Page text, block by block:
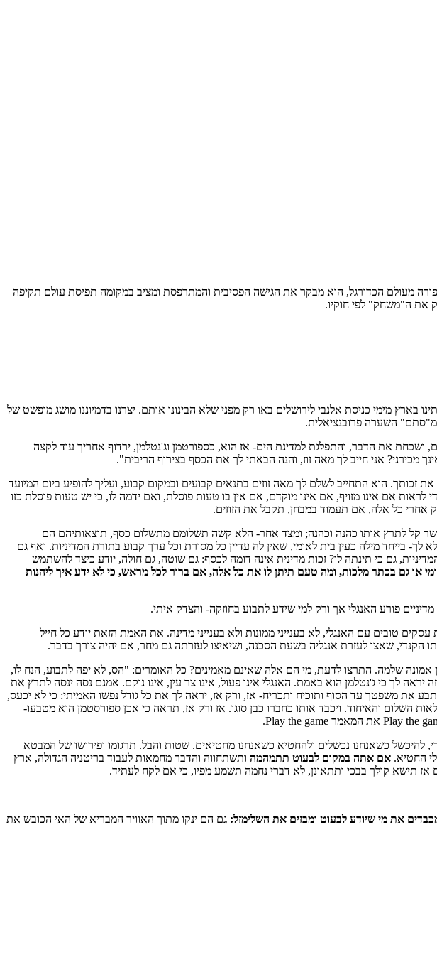
מעולם הכדורגל, הוא מבקר את הגישה הפסיבית והמתרפסת ומציב במקומה תפיסת עולם תקיפה
את ה"משחק" לפי חוקיו.
בארץ מימי כניסת אלנבי לירושלים באו רק מפני שלא הבינונו אותם. יצרנו בדמיוננו מושג מופשט של
ומ"סתם" השערה פרובנציאלית.
את הדבר, והתפלגת למדינת הים- אז הוא, כספורטמן וג'נטלמן, ירדוף אחריך עוד לקצה
מכירני? אני חייב לך מאה זוז, והנה הבאתי לך את הכסף בצירוף הריבית".
הוא התחייב לשלם לך מאה זוזים בתנאים קבועים ובמקום קבוע, ועליך להופיע ביום המיועד
אם אינו מזויף, אם אינו מוקדם, אם אין בו טעות פוסלת, ואם ידמה לו, כי יש טעות פוסלת כזו
אחרי כל אלה, אם תעמוד במבחן, תקבל את הזוזים.
אשר קל לתרץ אותו כהנה וכהנה; ומצד אחר- הלא קשה תשלומם מתשלום כסף, תוצאותיהם הם
בייחד מילה כעין בית לאומי, שאין לה עדיין כל מסורת וכל ערך קבוע בתורת המדיניות. ואף גם
גם כי תינתה לו? זכות מדינית אינה דומה לכסף: גם שוטה, גם חולה, יודע כיצד להשתמש
או גם בכתר מלכות, ומה טעם תיתן לו את כל אלה, אם ברור לכל מראש, כי לא ידע איך ליהנות
פורע האנגלי אך ורק למי שידע לתבוע בחוזקה- והצדק איתי.
טובים עם האנגלי, לא בענייני ממונות ולא בענייני מדינה. את האמת הזאת יודע כל חייל
הקנדי, שאצו לעזרת אנגליה בשעת הסכנה, ושיאיצו לעזרתה גם מחר, אם יהיה צורך בדבר.
אמונה שלמה. התרצו לדעת, מי הם אלה שאינם מאמינים? כל האומרים: "הס, לא יפה לתבוע, הנח לו,
לך כי ג'נטלמן הוא באמת. האנגלי אינו פעול, אינו צר עין, אינו נוקם. אמנם נסה ינסה לתרץ את
את משפטך עד הסוף ותוכיח ותכריח- אז, ורק אז, יראה לך את כל גודל נפשו האמיתי: כי לא יכעס,
השלום והאיחוד. ויכבד אותו כחברו כבן סוגו. אז ורק אז, תראה כי אכן ספורסטמן הוא מטבעו-
להיכשל כשאנחנו נכשלים ולהחטיא כשאנחנו מחטיאים. שטות והבל. תרגומו ופירושו של המבטא
החטיא. אם אתה במקום לבעוט תתמהמה ותשתחווה והדבר מחמאות לעבוד בריטניה הגדולה, ארץ
תישא קולך בבכי ותתאונן, לא דברי נחמה תשמע מפיו, כי אם לקח לעתיד.
את מי שיודע לבעוט ומבזים את השלימזל: גם הם ינקו מתוך האוויר המבריא של האי הכובש את